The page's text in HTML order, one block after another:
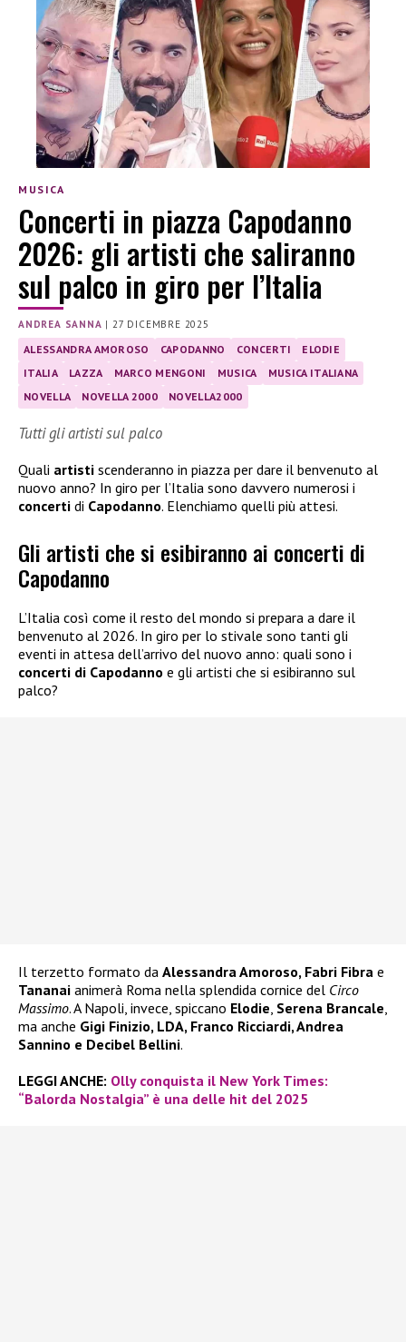
MUSICA
Concerti in piazza Capodanno
2026: gli artisti che saliranno
sul palco in giro per l’Italia
ANDREA SANNA |27 DICEMBRE 2025
ALESSANDRA AMOROSO CAPODANNO CONCERTI
ELODIE
ITALIA
LAZZA MARCO MENGONI MUSICA
MUSICA ITALIANA
NOVELLA
NOVELLA 2000 NOVELLA2000
Tutti gli artisti sul palco
Quali artisti scenderanno in piazza per dare il benvenuto al
nuovo anno? In giro per l’Italia sono davvero numerosi i
concerti di Capodanno. Elenchiamo quelli più attesi.
Gli artisti che si esibiranno ai concerti di
Capodanno
L’Italia così come il resto del mondo si prepara a dare il
benvenuto al 2026. In giro per lo stivale sono tanti gli
eventi in attesa dell’arrivo del nuovo anno: quali sono i
concerti di Capodanno e gli artisti che si esibiranno sul
palco?
Il terzetto formato da Alessandra Amoroso, Fabri Fibra e
Tananai animerà Roma nella splendida cornice del Circo
Massimo. A Napoli, invece, spiccano Elodie Serena Brancale
ma anche Gigi Finizio, LDA, Franco Ricciardi, Andrea
Sannino e Decibel Bellini.
LEGGI ANCHE: Olly conquista il New York Times:
“Balorda Nostalgia” è una delle hit del 2025